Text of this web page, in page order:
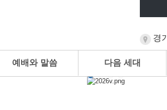
경
예배와 말씀 다음 세대